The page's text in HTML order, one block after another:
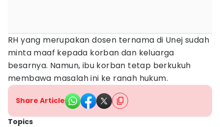
RH yang merupakan dosen ternama di Unej sudah
minta maaf kepada korban dan keluarga
besarnya. Namun, ibu korban tetap berkukuh
membawa masalah ini ke ranah hukum.
Share Article
Topics